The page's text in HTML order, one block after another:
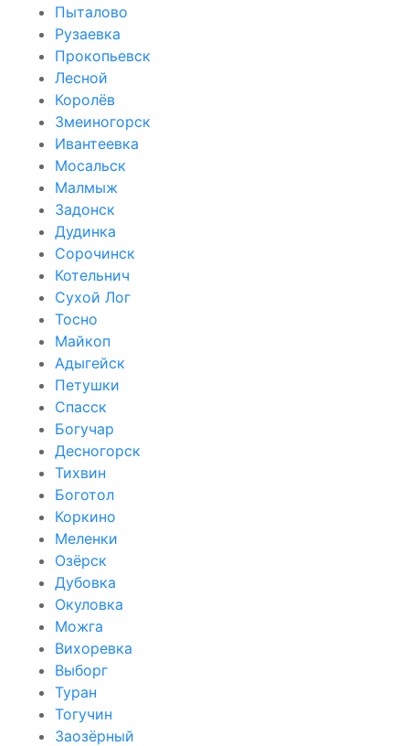
Пыталово
Рузаевка
Прокопьевск
Лесной
Королёв
Змеиногорск
Ивантеевка
Мосальск
Малмыж
Задонск
Дудинка
Сорочинск
Котельнич
Сухой Лог
Тосно
Майкоп
Адыгейск
Петушки
Спасск
Богучар
Десногорск
Тихвин
Боготол
Коркино
Меленки
Озёрск
Дубовка
Окуловка
Можга
Вихоревка
Выборг
Туран
Тогучин
Заозёрный